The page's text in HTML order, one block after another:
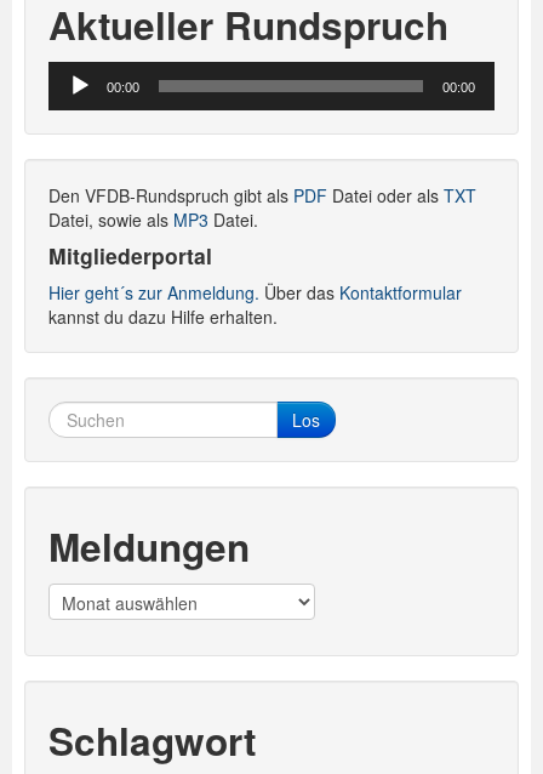
Aktueller Rundspruch
Audio-
Player
00:00 00:00
Den VFDB-Rundspruch gibt als PDF Datei oder als TXT
Datei, sowie als MP3 Datei.
Mitgliederportal
Hier geht´s zur Anmeldung. Über das Kontaktformular
kannst du dazu Hilfe erhalten.
Los
Meldungen
Meldungen
Schlagwort